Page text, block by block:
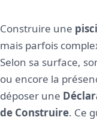
Construire une
mais parfois
Selon sa surface,
ou encore la
déposer une
de Construire. Ce